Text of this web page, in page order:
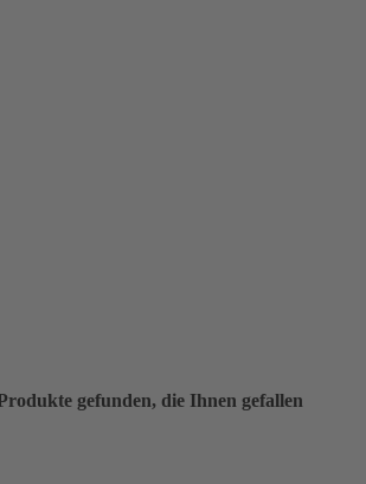
gefunden, die Ihnen gefallen